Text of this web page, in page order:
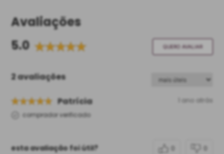
Avaliações
5.0
QUERO AVALIAR
2 avaliações
Patrícia 1 ano atrás
comprador verificado
esta avaliação foi útil?